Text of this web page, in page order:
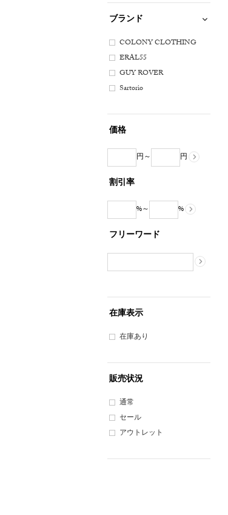
ト
系
系
ー
系
ン
ュ
系
系
ー
系
ビ
ブランド
COLONY CLOTHING
ERAL55
GUY ROVER
Sartorio
価格
円～ 円
割引率
%～ %
フリーワード
在庫表示
在庫あり
販売状況
通常
セール
アウトレット